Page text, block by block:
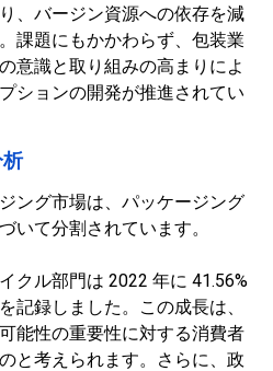
、バージン資源への依存を減
課題にもかかわらず、包装業
意識と取り組みの高まりによ
ションの開発が推進されてい
ング市場は、パッケージング
いて分割されています。
クル部門は 2022 年に 41.56%
記録しました。この成長は、
能性の重要性に対する消費者
と考えられます。さらに、政